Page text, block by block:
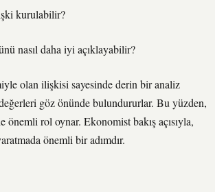
kurulabilir?
nasıl daha iyi açıklayabilir?
olan ilişkisi sayesinde derin bir analiz
göz önünde bulundururlar. Bu yüzden,
rol oynar. Ekonomist bakış açısıyla,
önemli bir adımdır.